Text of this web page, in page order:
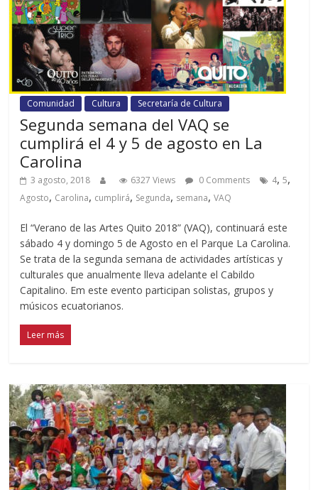
Comunidad Cultura Secretaría de Cultura
Segunda semana del VAQ se
cumplirá el 4 y 5 de agosto en La
Carolina
3 agosto, 2018 6327 Views 0 Comments 4,5,
Agosto, Carolina, cumplirá, Segunda, semana,VAQ
El “Verano de las Artes Quito 2018” (VAQ), continuará este
sábado 4 y domingo 5 de Agosto en el Parque La Carolina.
Se trata de la segunda semana de actividades artísticas y
culturales que anualmente lleva adelante el Cabildo
Capitalino. Em este evento participan solistas, grupos y
músicos ecuatorianos.
Leer más